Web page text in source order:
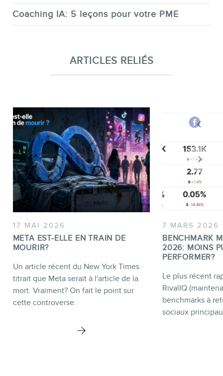
Coaching IA: 5 leçons pour votre PME
ARTICLES RELIÉS
17 MAI 2026
META EST-ELLE EN TRAIN DE
MOURIR?
Un article récent du New York Times
titrait que Meta serait à l'article de la
mort. Vraiment? On fait le point sur
cette controverse.
7 MARS 2026
BENCHMARK
2026: MOINS
PERFORMER?
Le plus récent
RivalIQ
benchmarks à
sociaux